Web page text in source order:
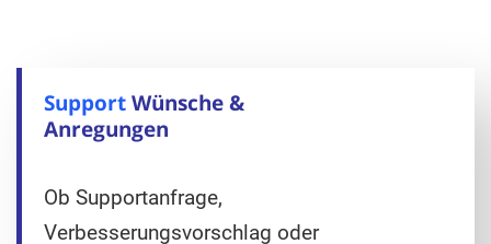
SupportWünsche &
Anregungen
Ob Supportanfrage,
Verbesserungsvorschlag oder